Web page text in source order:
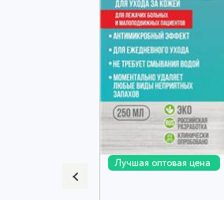
Лучшая оптовая цена